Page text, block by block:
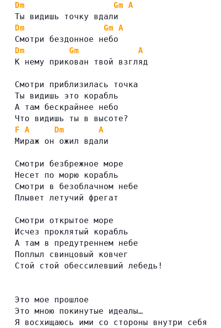
Dm
Gm A
Ты видишь точку вдали
Dm
Gm A
Смотри бездонное небо
Dm
Gm
A
К нему прикован твой взгляд
Смотри приблизилась точка
Ты видишь это корабль
А там бескрайнее небо
Что видишь ты в высоте?
F A Dm
A
Мираж он ожил вдали
Смотри безбрежное море
Несет по морю корабль
Смотри в безоблачном небе
Плывет летучий фрегат
Смотри открытое море
Исчез проклятый корабль
А там в предутреннем небе
Поплыл свинцовый ковчег
Стой стой обессилевший лебедь!
Это мое прошлое
Это мною покинутые идеалы…
Я восхищаюсь ими со стороны внутри себя